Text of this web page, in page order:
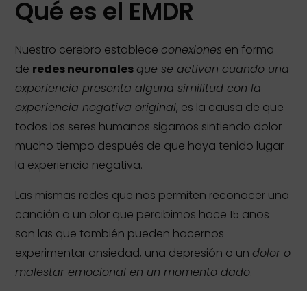
Qué es el EMDR
Nuestro cerebro establece conexiones en forma
de redes neuronalesque se activan cuando una
experiencia presenta alguna similitud con la
experiencia negativa original, es la causa de que
todos los seres humanos sigamos sintiendo dolor
mucho tiempo después de que haya tenido lugar
la experiencia negativa.
Las mismas redes que nos permiten reconocer una
canción o un olor que percibimos hace 15 años
son las que también pueden hacernos
experimentar ansiedad, una depresión o un dolor o
malestar emocional en un momento dado.